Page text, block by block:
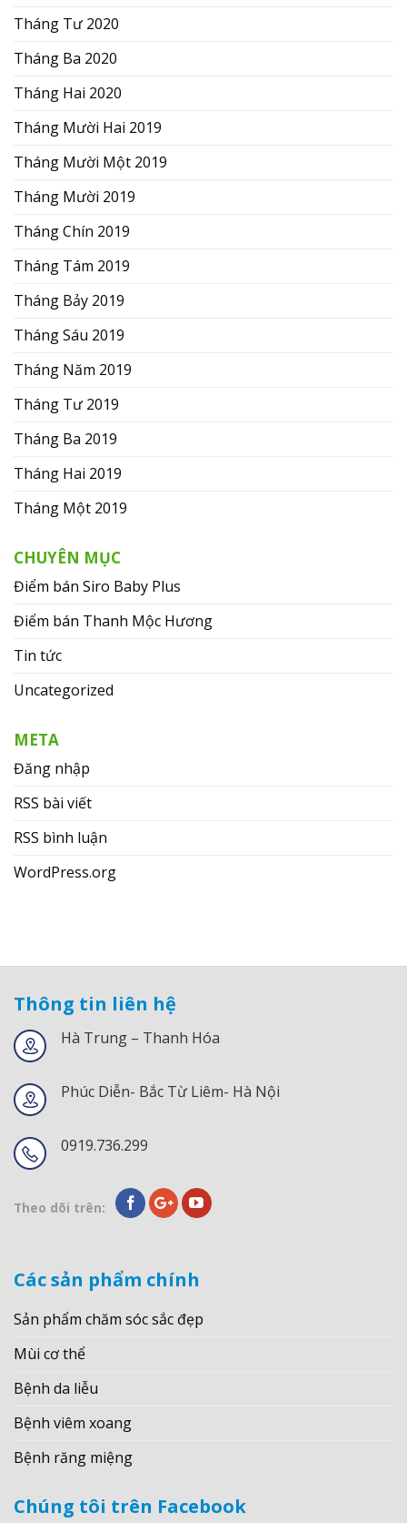
Tháng Tư 2020
Tháng Ba 2020
Tháng Hai 2020
Tháng Mười Hai 2019
Tháng Mười Một 2019
Tháng Mười 2019
Tháng Chín 2019
Tháng Tám 2019
Tháng Bảy 2019
Tháng Sáu 2019
Tháng Năm 2019
Tháng Tư 2019
Tháng Ba 2019
Tháng Hai 2019
Tháng Một 2019
CHUYÊN MỤC
Điểm bán Siro Baby Plus
Điểm bán Thanh Mộc Hương
Tin tức
Uncategorized
META
Đăng nhập
RSS bài viết
RSS bình luận
WordPress.org
Thông tin liên hệ
Hà Trung – Thanh Hóa
Phúc Diễn- Bắc Từ Liêm- Hà Nội
0919.736.299
Theo dõi trên:
Các sản phẩm chính
Sản phẩm chăm sóc sắc đẹp
Mùi cơ thể
Bệnh da liễu
Bệnh viêm xoang
Bệnh răng miệng
Chúng tôi trên Facebook